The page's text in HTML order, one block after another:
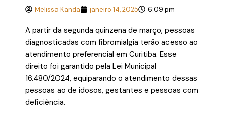
Melissa Kanda janeiro 14, 2025 6:09 pm
A partir da segunda quinzena de março, pessoas
diagnosticadas com fibromialgia terão acesso ao
atendimento preferencial em Curitiba. Esse
direito foi garantido pela Lei Municipal
16.480/2024, equiparando o atendimento dessas
pessoas ao de idosos, gestantes e pessoas com
deficiência.